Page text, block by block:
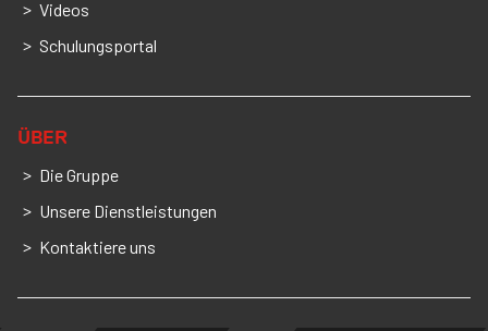
Videos
Schulungsportal
ÜBER
Die Gruppe
Unsere Dienstleistungen
Kontaktiere uns